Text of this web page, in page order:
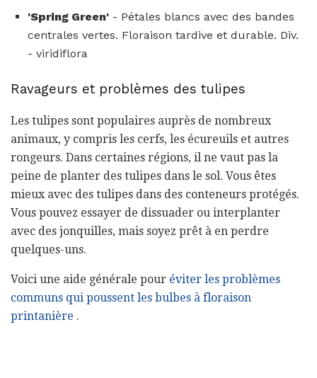
'Spring Green' - Pétales blancs avec des bandes
centrales vertes. Floraison tardive et durable. Div.
- viridiflora
Ravageurs et problèmes des tulipes
Les tulipes sont populaires auprès de nombreux
animaux, y compris les cerfs, les écureuils et autres
rongeurs. Dans certaines régions, il ne vaut pas la
peine de planter des tulipes dans le sol. Vous êtes
mieux avec des tulipes dans des conteneurs protégés.
Vous pouvez essayer de dissuader ou interplanter
avec des jonquilles, mais soyez prêt à en perdre
quelques-uns.
Voici une aide générale pour éviter les problèmes
communs qui poussent les bulbes à floraison
printanière .